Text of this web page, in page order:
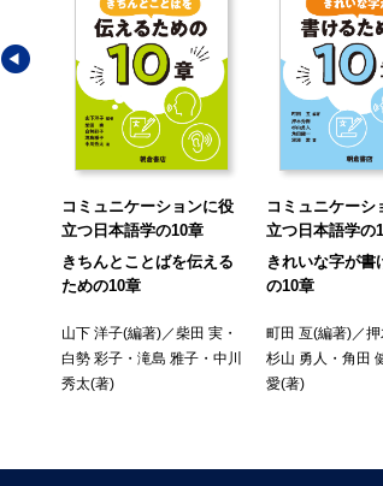
4.1 アクセントとイントネーション
4.2 アクセントの型と用語
4.3 アクセント核、アクセントの滝、アクセント
4.4 アクセントの法則とアクセントの地域差
4.5 標準的なアクセントを身につける方法
4.6 アクセントを判別するための練習方法
4.8 学習の必要性の度合い
第 5 章 イントネーション［柴田 実］
5.1 日本語になぜイントネーションが必要か
5.3 文末のイントネーション
5.4 イントネーションのコントロール
コミュニケーションに役
立つ日本語学の10章
きちんとことばを伝える
ための10章
山下 洋子(編著)／柴田 実 ・
白勢 彩子 ・ 滝島 雅子 ・ 中川
秀太(著)
コミュニケーシ
立つ日本語学の
きれいな字が書
の10章
町田 亙(編著)／
杉山 勇人 ・ 角田
愛(著)